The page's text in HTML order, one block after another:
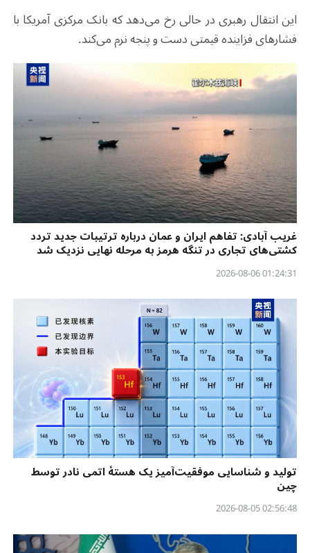
این انتقال رهبری در حالی رخ می‌دهد که بانک مرکزی آمریکا با
فشارهای فزاینده قیمتی دست و پنجه نرم می‌کند.
غریب آبادی: تفاهم ایران و عمان درباره ترتیبات جدید تردد
کشتی‌های تجاری در تنگه هرمز به مرحله نهایی نزدیک شد
01:24:31 2026-08-06
تولید و شناسایی موفقیت‌آمیز یک هستهٔ اتمی نادر توسط
چین
02:56:48 2026-08-05